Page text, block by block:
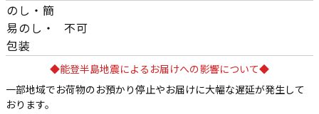
のし・簡
易のし・
包装
不可
◆能登半島地震によるお届けへの影響について◆
一部地域でお荷物のお預かり停止やお届けに大幅な遅延が発生して
おります。